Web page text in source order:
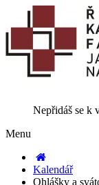
Nepřidáš se k
Menu
Kalendář
Ohlášky a